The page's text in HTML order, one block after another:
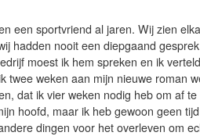
een sportvriend al jaren. Wij zien
hadden nooit een diepgaand
moest ik hem spreken en ik
twee weken aan mijn nieuwe roman
dat ik vier weken nodig heb om af
hoofd, maar ik heb gewoon geen
dingen voor het overleven om